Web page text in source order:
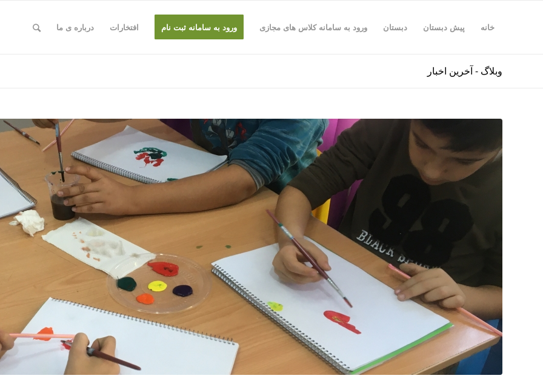
خانه پیش دبستان دبستان ورود به سامانه کلاس های مجازی ورود به سامانه ثبت نام افتخارات درباره ی ما
وبلاگ - آخرین اخبار